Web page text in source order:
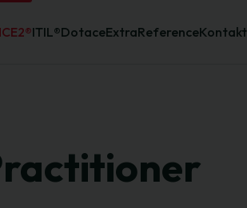
ITIL®DotaceExtraReferenceKontakt